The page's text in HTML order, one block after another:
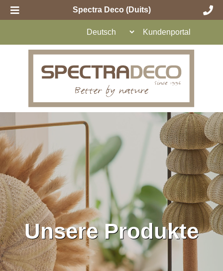
Spectra Deco (Duits)
Kundenportal
Unsere Produkte